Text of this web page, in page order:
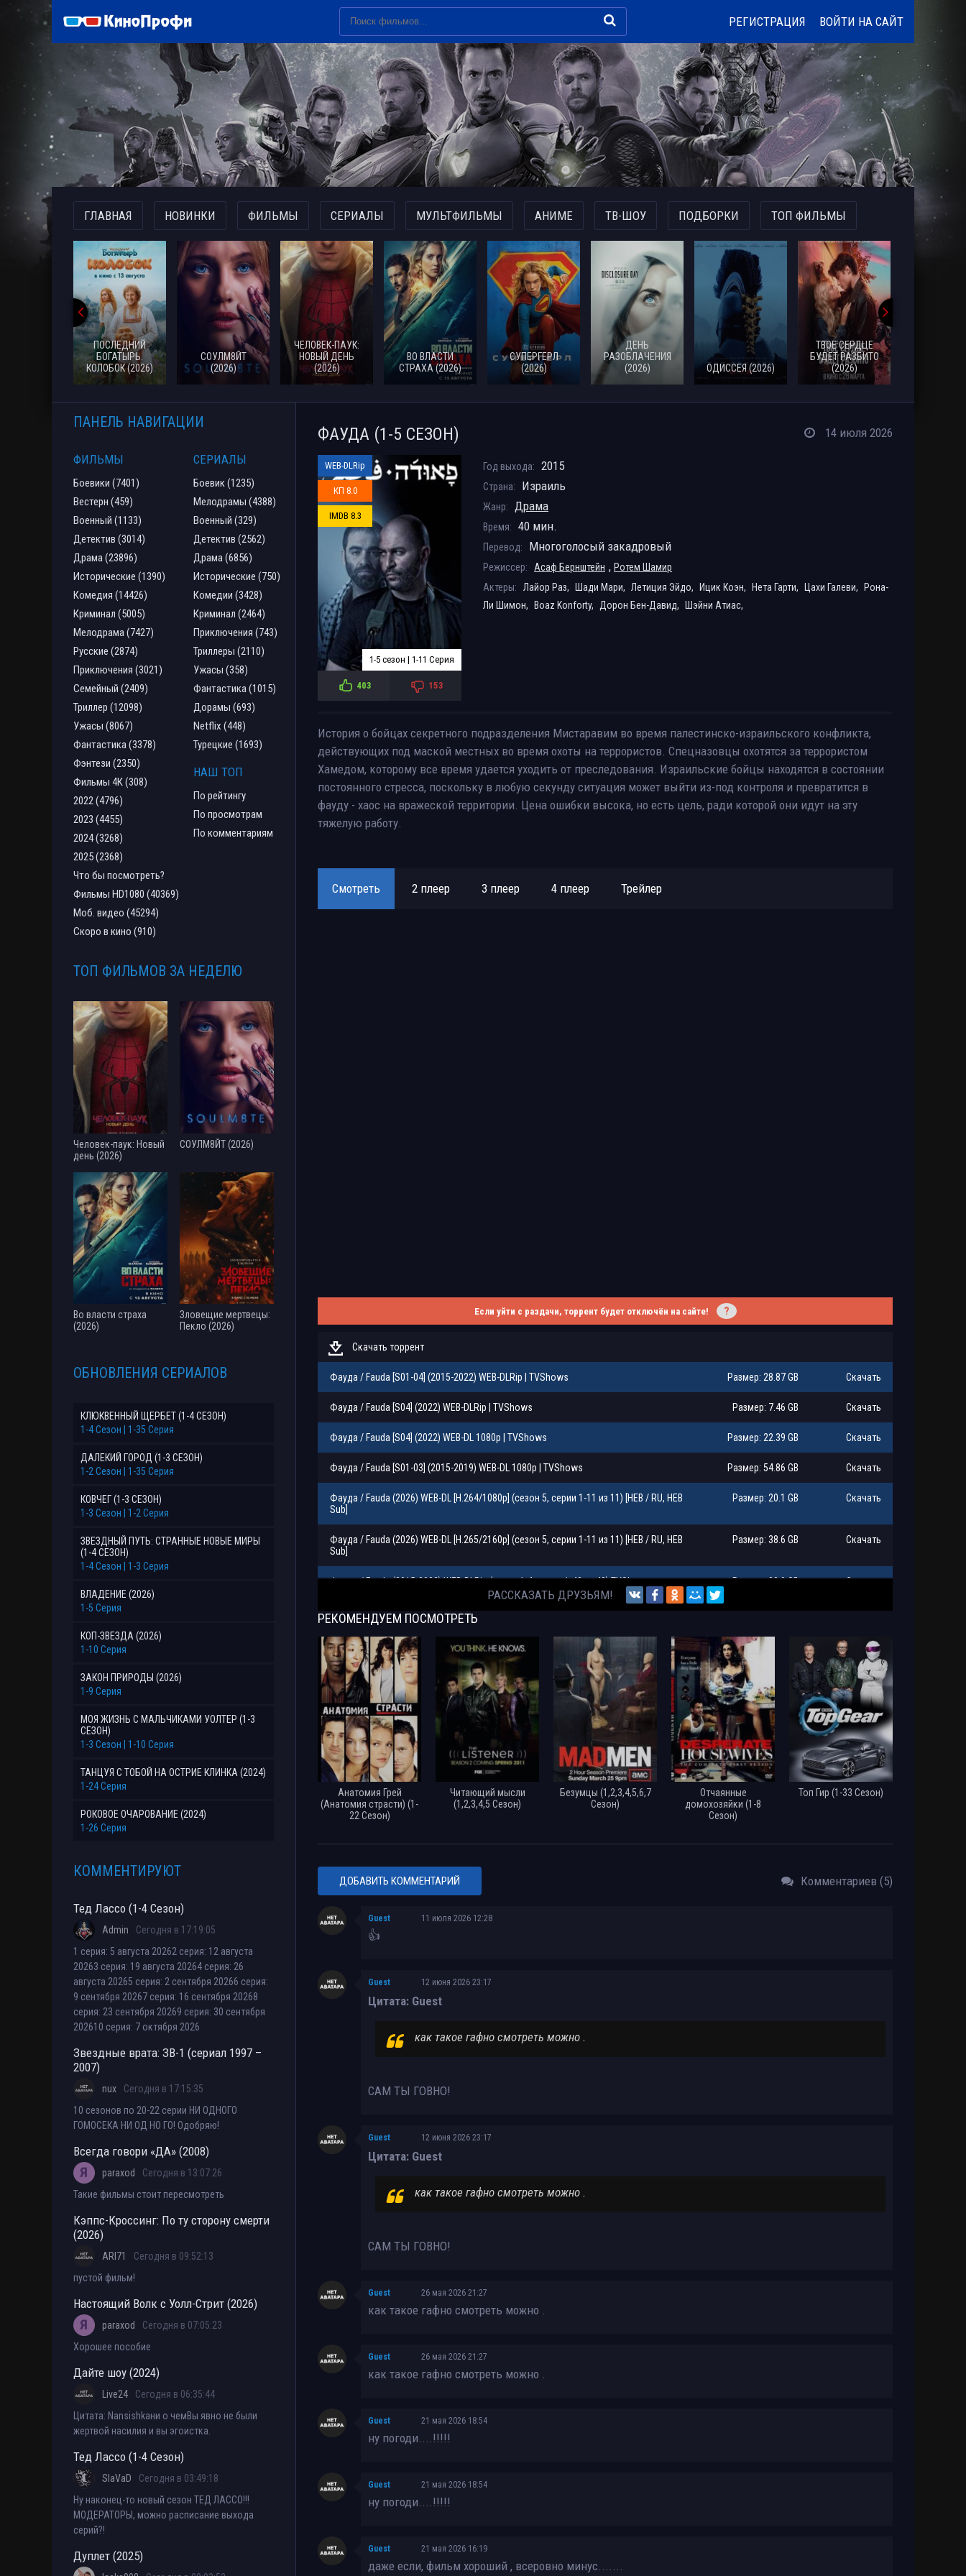
РЕГИСТРАЦИЯ ВОЙТИ НА САЙТ
ГЛАВНАЯ НОВИНКИ ФИЛЬМЫ СЕРИАЛЫ МУЛЬТФИЛЬМЫ АНИМЕ ТВ-ШОУ ПОДБОРКИ ТОП ФИЛЬМЫ
ПОСЛЕДНИЙ
БОГАТЫРЬ.
КОЛОБОК (2026)
СОУЛМ8ЙТ
(2026)
ЧЕЛОВЕК-ПАУК:
НОВЫЙ ДЕНЬ
(2026)
ВО ВЛАСТИ
СТРАХА (2026)
СУПЕРГЕРЛ
(2026)
ДЕНЬ
РАЗОБЛАЧЕНИЯ
(2026)
ОДИССЕЯ (2026)
ТВОЕ СЕРДЦЕ
БУДЕТ РАЗБИТО
(2026)
ФАУДА (1-5 СЕЗОН) 14 июля 2026
WEB-DLRip
КП 8.0
IMDB 8.3
1-5 сезон | 1-11 Серия
403 153
Год выхода: 2015
Страна: Израиль
Жанр: Драма
Время: 40 мин.
Перевод: Многоголосый закадровый
Режиссер: Асаф Бернштейн , Ротем Шамир
Актеры:
Лайор Раз, Шади Мари, Летиция Эйдо, Ицик Коэн, Нета Гарти, Цахи Галеви,
Рона-
Ли Шимон,
Boaz Konforty, Дорон Бен-Давид, Шэйни Атиас,
История о бойцах секретного подразделения Мистаравим во время палестинско-израильского конфликта,
действующих под маской местных во время охоты на террористов. Спецназовцы охотятся за террористом
Хамедом, которому все время удается уходить от преследования. Израильские бойцы находятся в состоянии
постоянного стресса, поскольку в любую секунду ситуация может выйти из-под контроля и превратится в
фауду - хаос на вражеской территории. Цена ошибки высока, но есть цель, ради которой они идут на эту
тяжелую работу.
Смотреть 2 плеер 3 плеер 4 плеер Трейлер
Если уйти с раздачи, торрент будет отключён на сайте! ?
Скачать торрент
Фауда / Fauda [S01-04] (2015-2022) WEB-DLRip | TVShows Размер: 28.87 GB Скачать
Фауда / Fauda [S04] (2022) WEB-DLRip | TVShows Размер: 7.46 GB Скачать
Фауда / Fauda [S04] (2022) WEB-DL 1080p | TVShows Размер: 22.39 GB Скачать
Фауда / Fauda [S01-03] (2015-2019) WEB-DL 1080p | TVShows Размер: 54.86 GB Скачать
Фауда / Fauda (2026) WEB-DL [H.264/1080p] (сезон 5, серии 1-11 из 11) [HEB / RU, HEB
Sub]
Размер: 20.1 GB Скачать
Фауда / Fauda (2026) WEB-DL [H.265/2160p] (сезон 5, серии 1-11 из 11) [HEB / RU, HEB
Sub]
Размер: 38.6 GB Скачать
Фауда / Fauda (2015-2022) WEB-DLRip (сезон 1-4, серии 1-48 из 48) TVShows Размер: 28.9 GB Скачать
Фауда / Fauda (2022) WEB-DL [H.264/1080p] (сезон 4, серии 1-12 из 12) TVShows Размер: 22.4 GB Скачать
Фауда / Fauda (2022) WEB-DLRip [H.264/720p] (сезон 4, серии 1-12 из 12) TVShows Размер: 13.6 GB Скачать
Фауда / Fauda (2022) UHDTVRip [H.265/2160p] (сезон 4, серии 1-12 из 12) [HEB / Ru
Sub] [AD]
Размер: 37.3 GB Скачать
Фауда / Fauda (2015-2019) WEB-DL [H.264/1080p] (сезон 1-3, серии 1-36 из 36)
TVShows
Размер: 54.9 GB Скачать
Фауда / Fauda (2015-2018) WEB-DL [H.264/1080p] (сезон 1-2, серии 1-24 из 24)
TVShows
Размер: 39 GB Скачать
Фауда / Fauda (2019) WEBRip (сезон 3, серии 1-12 из 12) TVShows Размер: 7.68 GB Скачать
РАССКАЗАТЬ ДРУЗЬЯМ!
РЕКОМЕНДУЕМ ПОСМОТРЕТЬ
Анатомия Грей
(Анатомия страсти) (1-
22 Сезон)
Читающий мысли
(1,2,3,4,5 Сезон)
Безумцы (1,2,3,4,5,6,7
Сезон)
Отчаянные
домохозяйки (1-8
Сезон)
Топ Гир (1-33 Сезон)
ДОБАВИТЬ КОММЕНТАРИЙ Комментариев (5)
Guest 11 июля 2026 12:28
👍
Guest 12 июня 2026 23:17
Цитата: Guest
как такое гафно смотреть можно .
САМ ТЫ ГОВНО!
Guest 12 июня 2026 23:17
Цитата: Guest
как такое гафно смотреть можно .
САМ ТЫ ГОВНО!
Guest 26 мая 2026 21:27
как такое гафно смотреть можно .
Guest 26 мая 2026 21:27
как такое гафно смотреть можно .
Guest 21 мая 2026 18:54
ну погоди....!!!!!
Guest 21 мая 2026 18:54
ну погоди....!!!!!
Guest 21 мая 2026 16:19
даже если, фильм хороший , всеровно минус.......
ПАНЕЛЬ НАВИГАЦИИ
ФИЛЬМЫ
Боевики (7401)
Вестерн (459)
Военный (1133)
Детектив (3014)
Драма (23896)
Исторические (1390)
Комедия (14426)
Криминал (5005)
Мелодрама (7427)
Русские (2874)
Приключения (3021)
Семейный (2409)
Триллер (12098)
Ужасы (8067)
Фантастика (3378)
Фэнтези (2350)
Фильмы 4К (308)
2022 (4796)
2023 (4455)
2024 (3268)
2025 (2368)
Что бы посмотреть?
Фильмы HD1080 (40369)
Моб. видео (45294)
Скоро в кино (910)
СЕРИАЛЫ
Боевик (1235)
Мелодрамы (4388)
Военный (329)
Детектив (2562)
Драма (6856)
Исторические (750)
Комедии (3428)
Криминал (2464)
Приключения (743)
Триллеры (2110)
Ужасы (358)
Фантастика (1015)
Дорамы (693)
Netflix (448)
Турецкие (1693)
НАШ ТОП
По рейтингу
По просмотрам
По комментариям
ТОП ФИЛЬМОВ ЗА НЕДЕЛЮ
Человек-паук: Новый
день (2026)
СОУЛМ8ЙТ (2026)
Во власти страха
(2026)
Зловещие мертвецы:
Пекло (2026)
ОБНОВЛЕНИЯ СЕРИАЛОВ
КЛЮКВЕННЫЙ ЩЕРБЕТ (1-4 СЕЗОН)
1-4 Сезон | 1-35 Серия
ДАЛЕКИЙ ГОРОД (1-3 СЕЗОН)
1-2 Сезон | 1-35 Серия
КОВЧЕГ (1-3 СЕЗОН)
1-3 Сезон | 1-2 Серия
ЗВЕЗДНЫЙ ПУТЬ: СТРАННЫЕ НОВЫЕ МИРЫ
(1-4 СЕЗОН)
1-4 Сезон | 1-3 Серия
ВЛАДЕНИЕ (2026)
1-5 Серия
КОП-ЗВЕЗДА (2026)
1-10 Серия
ЗАКОН ПРИРОДЫ (2026)
1-9 Серия
МОЯ ЖИЗНЬ С МАЛЬЧИКАМИ УОЛТЕР (1-3
СЕЗОН)
1-3 Сезон | 1-10 Серия
ТАНЦУЯ С ТОБОЙ НА ОСТРИЕ КЛИНКА (2024)
1-24 Серия
РОКОВОЕ ОЧАРОВАНИЕ (2024)
1-26 Серия
КОММЕНТИРУЮТ
Тед Лассо (1-4 Сезон)
Admin
Сегодня в 17:19:05
1 серия: 5 августа 20262 серия: 12 августа
20263 серия: 19 августа 20264 серия: 26
августа 20265 серия: 2 сентября 20266 серия:
9 сентября 20267 серия: 16 сентября 20268
серия: 23 сентября 20269 серия: 30 сентября
202610 серия: 7 октября 2026
Звездные врата: ЗВ-1 (сериал 1997 –
2007)
nux
Сегодня в 17:15:35
10 сезонов по 20-22 серии НИ ОДНОГО
ГОМОСЕКА НИ ОД НО ГО! Одобряю!
Всегда говори «ДА» (2008)
paraxod
Сегодня в 13:07:26
Такие фильмы стоит пересмотреть
Кэппс-Кроссинг: По ту сторону смерти
(2026)
ARI71
Сегодня в 09:52:13
пустой фильм!
Настоящий Волк с Уолл-Стрит (2026)
paraxod
Сегодня в 07:05:23
Хорошее пособие
Дайте шоу (2024)
Live24
Сегодня в 06:35:44
Цитата: Nansishkaни о чемВы явно не были
жертвой насилия и вы эгоистка.
Тед Лассо (1-4 Сезон)
SlaVaD
Сегодня в 03:49:18
Ну наконец-то новый сезон ТЕД ЛАССО!!!
МОДЕРАТОРЫ, можно расписание выхода
серий?!
Дуплет (2025)